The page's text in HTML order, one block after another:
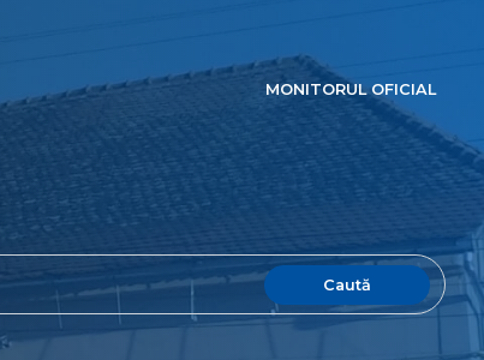
MONITORUL OFICIAL
Caută